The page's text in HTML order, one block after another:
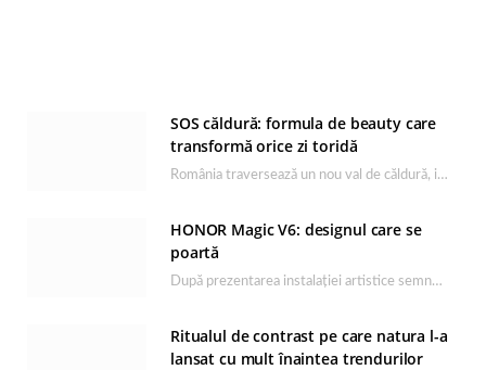
SOS căldură: formula de beauty care
transformă orice zi toridă
România traversează un nou val de căldură, iar rutina de îngrijire capătă un rol esențial…
HONOR Magic V6: designul care se
poartă
După prezentarea instalației artistice semnată de Catrinel Săbăciag în cadrul evenimentului de lansare HONOR Magic…
Ritualul de contrast pe care natura l-a
lansat cu mult înaintea trendurilor